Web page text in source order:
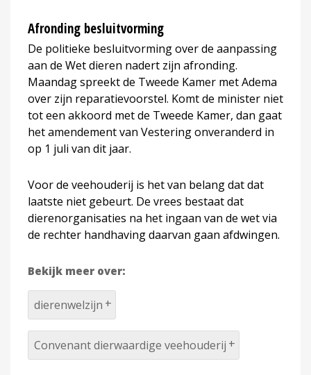
Afronding besluitvorming
De politieke besluitvorming over de aanpassing
aan de Wet dieren nadert zijn afronding.
Maandag spreekt de Tweede Kamer met Adema
over zijn reparatievoorstel. Komt de minister niet
tot een akkoord met de Tweede Kamer, dan gaat
het amendement van Vestering onveranderd in
op 1 juli van dit jaar.
Voor de veehouderij is het van belang dat dat
laatste niet gebeurt. De vrees bestaat dat
dierenorganisaties na het ingaan van de wet via
de rechter handhaving daarvan gaan afdwingen.
Bekijk meer over:
dierenwelzijn
Convenant dierwaardige veehouderij